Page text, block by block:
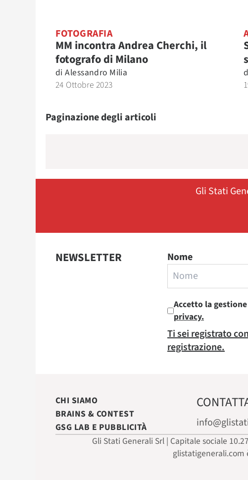
FOTOGRAFIA
MM incontra Andrea Cherchi, il
fotografo di Milano
di Alessandro Milia
24 Ottobre 2023
Paginazione degli articoli
Gli Stati
NEWSLETTER Nome
Accetto la
privacy.
Ti sei registrato
registrazione.
CHI SIAMO
BRAINS & CONTEST
GSG LAB E PUBBLICITÀ
Gli Stati Generali Srl | Capitale sociale
glistatigenerali.com